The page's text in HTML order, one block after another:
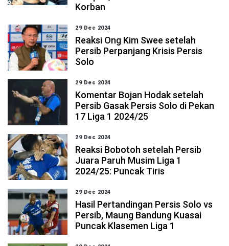
Korban
29 Dec 2024
Reaksi Ong Kim Swee setelah
Persib Perpanjang Krisis Persis
Solo
29 Dec 2024
Komentar Bojan Hodak setelah
Persib Gasak Persis Solo di Pekan
17 Liga 1 2024/25
29 Dec 2024
Reaksi Bobotoh setelah Persib
Juara Paruh Musim Liga 1
2024/25: Puncak Tiris
29 Dec 2024
Hasil Pertandingan Persis Solo vs
Persib, Maung Bandung Kuasai
Puncak Klasemen Liga 1